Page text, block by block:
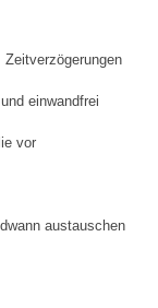
einwandfrei
vor
austauschen